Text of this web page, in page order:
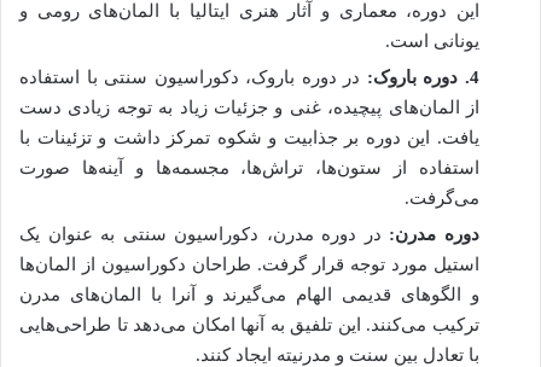
این دوره، معماری و آثار هنری ایتالیا با المان‌های رومی و
یونانی است.
4
. دوره باروک: در دوره باروک، دکوراسیون سنتی با استفاده
از المان‌های پیچیده، غنی و جزئیات زیاد به توجه زیادی دست
یافت. این دوره بر جذابیت و شکوه تمرکز داشت و تزئینات با
استفاده از ستون‌ها، تراش‌ها، مجسمه‌ها و آینه‌ها صورت
می‌گرفت.
دوره مدرن: در دوره مدرن، دکوراسیون سنتی به عنوان یک
استیل مورد توجه قرار گرفت. طراحان دکوراسیون از المان‌ها
و الگوهای قدیمی الهام می‌گیرند و آنرا با المان‌های مدرن
ترکیب می‌کنند. این تلفیق به آنها امکان می‌دهد تا طراحی‌هایی
با تعادل بین سنت و مدرنیته ایجاد کنند.